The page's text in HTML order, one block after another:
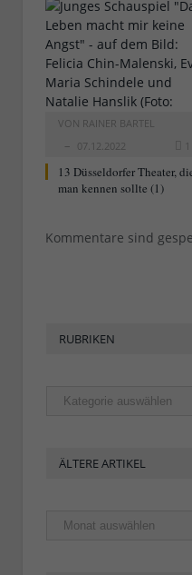
VON RAINER BARTEL
07.12.2022
1
13 Düsseldorfer Theater,
man kennen sollte (1)
Kommentare sind
RUBRIKEN
Rubriken
ÄLTERE ARTIKEL
Ältere
Artikel